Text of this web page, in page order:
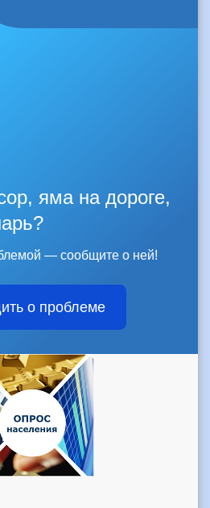
яма на дороге,
— сообщите о ней!
о проблеме